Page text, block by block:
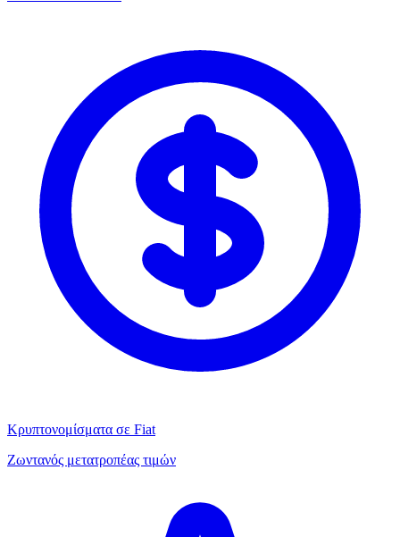
Κρυπτονομίσματα σε Fiat
Ζωντανός μετατροπέας τιμών